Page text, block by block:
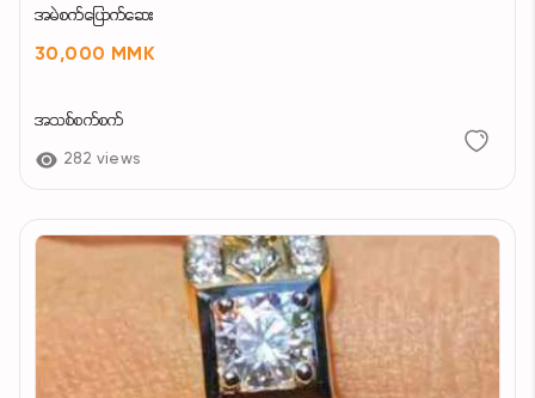
အမဲစက်ပြောက်ဆေး
30,000 MMK
အသစ်စက်စက်
282 views